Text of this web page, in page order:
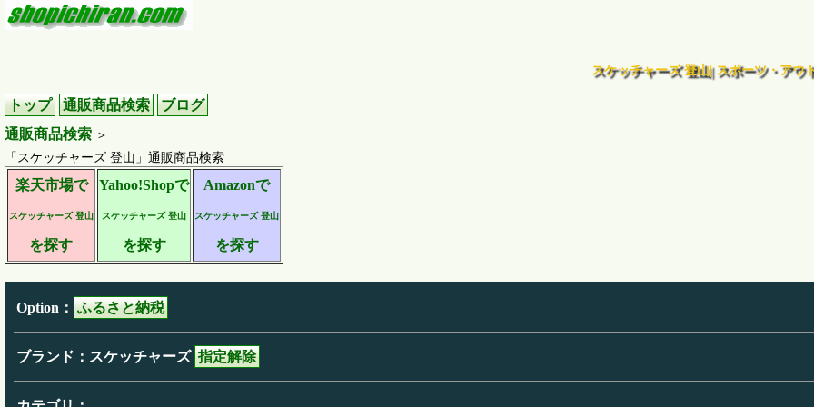
スケッチャーズ 登山| スポーツ・アウ
トップ 通販商品検索
ブログ
通販商品検索 ＞
「スケッチャーズ 登山」通販商品検索
楽天市場で
スケッチャーズ 登山
を探す
Yahoo!Shopで
スケッチャーズ 登山
を探す
Amazonで
スケッチャーズ 登山
を探す
Option： ふるさと納税
ブランド：スケッチャーズ 指定解除